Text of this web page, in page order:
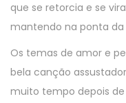
que se retorcia e se
mantendo na ponta
Os temas de amor e
bela canção
muito tempo depois